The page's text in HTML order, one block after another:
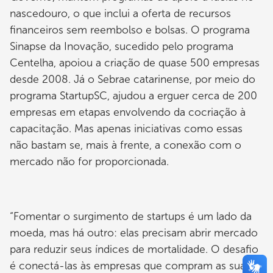
nascedouro, o que inclui a oferta de recursos
financeiros sem reembolso e bolsas. O programa
Sinapse da Inovação, sucedido pelo programa
Centelha, apoiou a criação de quase 500 empresas
desde 2008. Já o Sebrae catarinense, por meio do
programa StartupSC, ajudou a erguer cerca de 200
empresas em etapas envolvendo da cocriação à
capacitação. Mas apenas iniciativas como essas
não bastam se, mais à frente, a conexão com o
mercado não for proporcionada.
“Fomentar o surgimento de startups é um lado da
moeda, mas há outro: elas precisam abrir mercado
para reduzir seus índices de mortalidade. O desafio
é conectá-las às empresas que compram as suas